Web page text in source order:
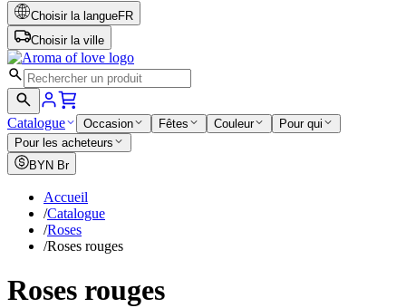
Choisir la langueFR
Choisir la ville
Catalogue Occasion Fêtes Couleur
Pour qui
Pour les acheteurs
BYN Br
Accueil
/Catalogue
/Roses
/Roses rouges
Roses rouges